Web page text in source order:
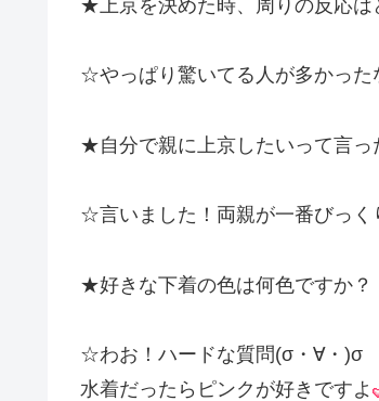
★上京を決めた時、周りの反応は
☆やっぱり驚いてる人が多かった
★自分で親に上京したいって言っ
☆言いました！両親が一番びっく
★好きな下着の色は何色ですか？
☆わお！ハードな質問(σ・∀・)σ
水着だったらピンクが好きですよ